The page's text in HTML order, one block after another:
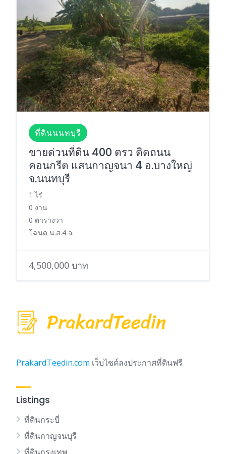
ที่ดินนนทบุรี
ขายด่วนที่ดิน 400 ตรว ติดถนน
คอนกรีต แสนกาญจนา 4 อ.บางใหญ่
จ.นนทบุรี
1 ไร่
0 งาน
0 ตารางวา
โฉนด น.ส.4 จ.
4,500,000 บาท
PrakardTeedin.com เว็บไซต์ลงประกาศที่ดินฟรี
Listings
ที่ดินกระบี่
ที่ดินกาญจนบุรี
ที่ดินกรุงเทพ